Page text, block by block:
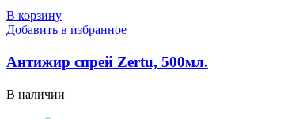
В корзину
Добавить в избранное
Антижир спрей Zertu, 500мл.
В наличии